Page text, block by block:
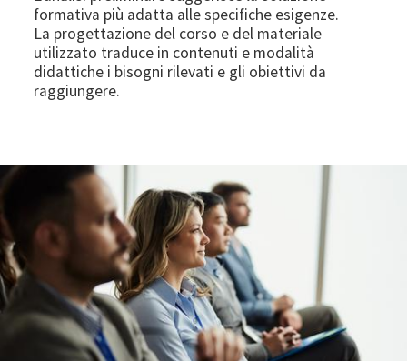
formativa più adatta alle specifiche esigenze.
La progettazione del corso e del materiale
utilizzato traduce in contenuti e modalità
didattiche i bisogni rilevati e gli obiettivi da
raggiungere.
Image